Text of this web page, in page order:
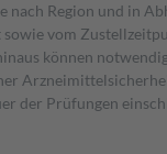
nach Region und in
vom
können
der Prüfungen